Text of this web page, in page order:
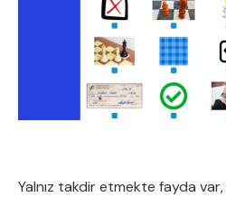
Yalnız takdir etmekte fayda var,